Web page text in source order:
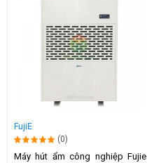
FujiE
(0)
Máy hút ẩm công nghiệp Fujie